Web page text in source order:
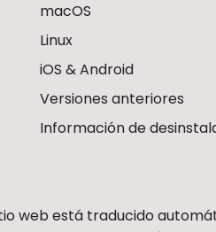
macOS
Linux
iOS & Android
Versiones anteriores
Información de
web está traducido